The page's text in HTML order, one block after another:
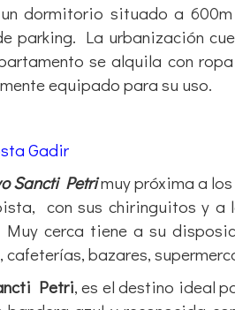
dormitorio situado a
parking. La urbanización
se alquila con
equipado para su uso.
Gadir
Sancti Petrimuy próxima a
con sus chiringuitos y a
cerca tiene a su
bazares,
Petri, es el destino ideal